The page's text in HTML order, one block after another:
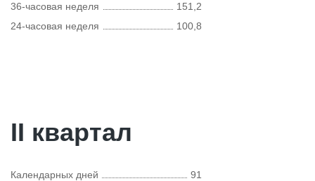
36-часовая неделя
151,2
24-часовая неделя
100,8
II квартал
Календарных дней
91